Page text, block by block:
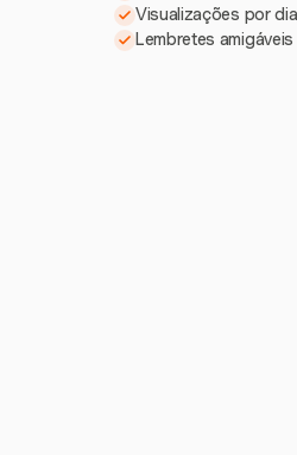
Visualizações por
Lembretes